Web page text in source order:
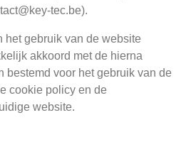
tec.be).
het gebruik van de website
akkoord met de hierna
bestemd voor het gebruik van de
cookie policy en de
website.